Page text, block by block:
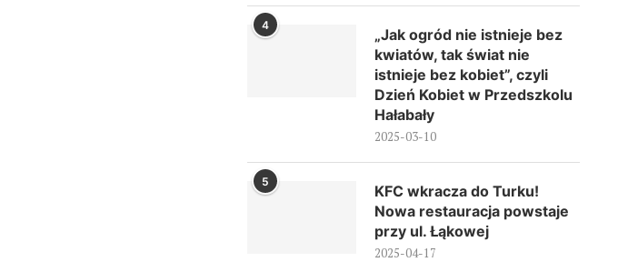
4
„Jak ogród nie istnieje bez
kwiatów, tak świat nie
istnieje bez kobiet”, czyli
Dzień Kobiet w Przedszkolu
Hałabały
2025-03-10
5
KFC wkracza do Turku!
Nowa restauracja powstaje
przy ul. Łąkowej
2025-04-17